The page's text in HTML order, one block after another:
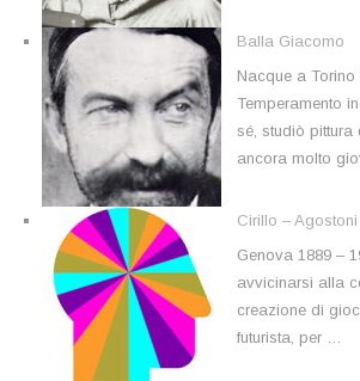
Balla Giacomo
Nacque a Torino
Temperamento
sé, studiò pittura
ancora molto
Cirillo –
Genova 1889 –
avvicinarsi alla
creazione di
futurista, per …